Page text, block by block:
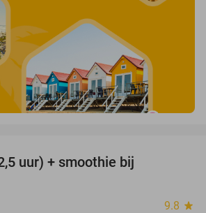
uur) + smoothie bij
9.8 star